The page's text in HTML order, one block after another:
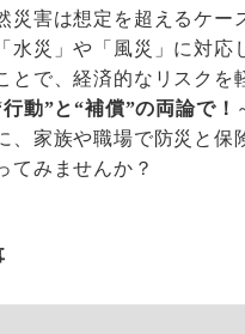
災害は想定を超えるケー
水災」や「風災」に対応
とで、経済的なリスクを
動”と“補償”の両論で！
、家族や職場で防災と保
てみませんか？